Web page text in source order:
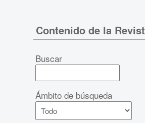
Contenido de la
Buscar
Ámbito de búsqueda